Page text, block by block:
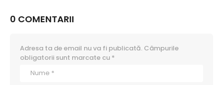
0 COMENTARII
Adresa ta de email nu va fi publicată. Câmpurile
obligatorii sunt marcate cu *